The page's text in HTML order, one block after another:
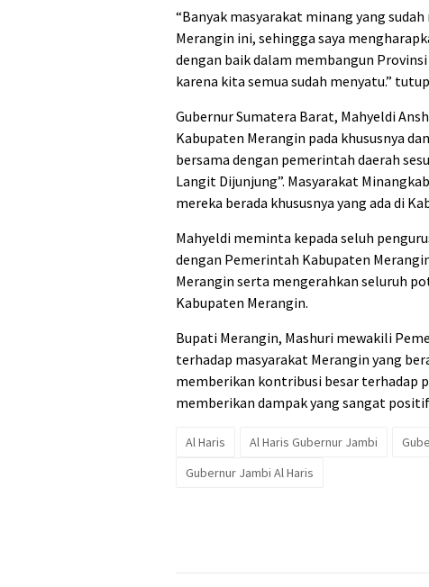
“Banyak masyarakat minang yang
Merangin ini, sehingga saya
dengan baik dalam membangun
karena kita semua sudah menyatu.”
Gubernur Sumatera Barat, Mahyeldi
Kabupaten Merangin pada khususnya
bersama dengan pemerintah daerah
Langit Dijunjung”. Masyarakat
mereka berada khususnya yang ada di
Mahyeldi meminta kepada seluh
dengan Pemerintah Kabupaten
Merangin serta mengerahkan seluruh
Kabupaten Merangin.
Bupati Merangin, Mashuri mewakili
terhadap masyarakat Merangin yang
memberikan kontribusi besar terhadap
memberikan dampak yang sangat
Al Haris Al Haris Gubernur Jambi
Gubernur Jambi Al Haris